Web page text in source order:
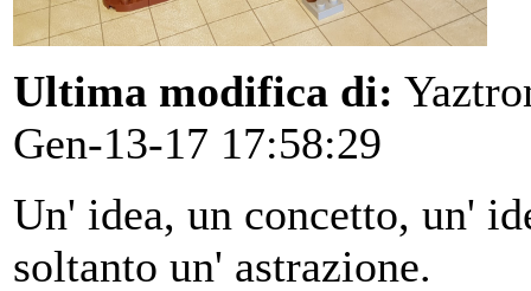
Ultima modifica di:
Gen-13-17 17:58:29
Un' idea, un concetto, un'
soltanto un' astrazione.